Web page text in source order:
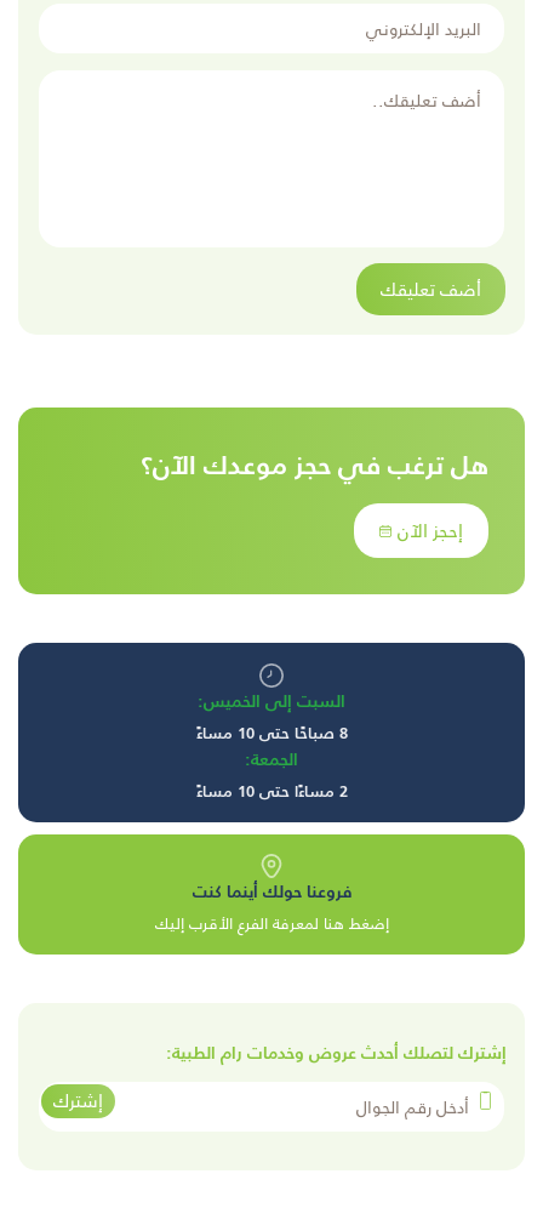
أضف تعليقك
هل ترغب في حجز موعدك الآن؟
إحجز الآن
السبت إلى الخميس:
8 صباحًا حتى 10 مساءً
الجمعة:
2 مساءًا حتى 10 مساءً
فروعنا حولك أينما كنت
إضغط هنا لمعرفة الفرع الأقرب إليك
إشترك لتصلك أحدث عروض وخدمات رام الطبية:
أدخل رقم الجوال
إشترك